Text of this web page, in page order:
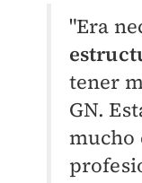
"Era
tener
GN.
mucho